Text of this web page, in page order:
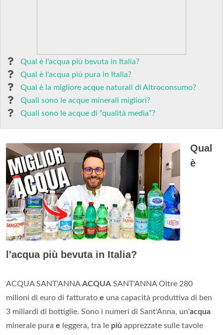
Qual è l'acqua più bevuta in Italia?
Qual è l'acqua più pura in Italia?
Qual è la migliore acque naturali di Altroconsumo?
Quali sono le acque minerali migliori?
Quali sono le acque di “qualità media”?
Qual
è
l'acqua più bevuta in Italia?
ACQUA SANT'ANNAACQUA SANT'ANNA Oltre 280
milioni di euro di fatturato e una capacità produttiva di ben
3 miliardi di bottiglie. Sono i numeri di Sant'Anna, un'acqua
minerale pura e leggera, tra le più apprezzate sulle tavole